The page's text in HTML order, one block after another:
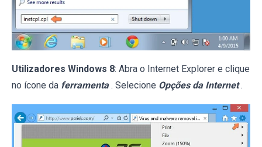
Utilizadores Windows 8: Abra o Internet Explorer e clique
no ícone da ferramenta . Selecione Opções da Internet .